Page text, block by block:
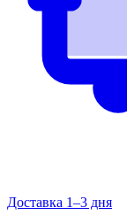
Доставка 1–3 дня